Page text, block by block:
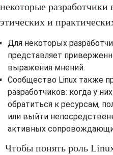
некоторые разработчики
этических и
Для некоторых
представляет
выражения мнений.
Сообщество Linux также
разработчиков: когда у
обратиться к ресурсам,
или выйти
активных
Чтобы понять роль